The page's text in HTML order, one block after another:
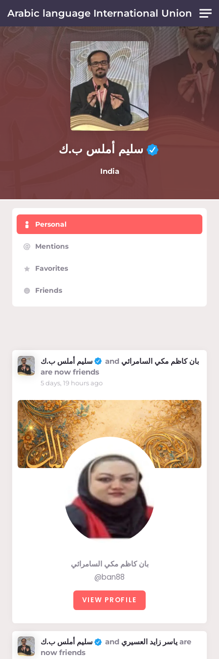
Arabic language International Union
سليم أملس ب.ك
India
Personal
Mentions
Favorites
Friends
سليم أملس ب.ك and بان كاظم مكي السامرائي
are now friends
5 days, 19 hours ago
بان كاظم مكي السامرائي
@ban88
VIEW PROFILE
سليم أملس ب.ك and ياسر زايد العسيري are
now friends